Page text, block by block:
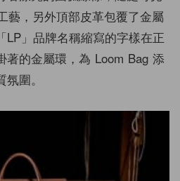
藝，另外頂部皮革包覆了金屬
LP」品牌名稱縮寫的字樣在正
著的金屬環，為 Loom Bag 添
圍。